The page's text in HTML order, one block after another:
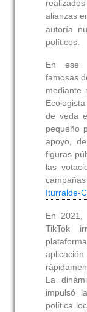
alianzas
autoría
políticos.
En ese
famosas
mediante
de veda
pequeño
apoyo,
figuras
las
Iturralde-
En 2021,
TikTok
La
impulsó
política